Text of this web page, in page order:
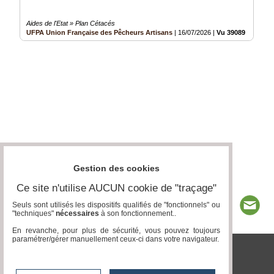
Aides de l'Etat » Plan Cétacés
UFPA Union Française des Pêcheurs Artisans
16/07/2026 Vu 39089 fois
tvlocale.fr
Gestion des cookies
Ce site n'utilise AUCUN cookie de "traçage"
Seuls sont utilisés les dispositifs qualifiés de "fonctionnels" ou
"techniques" nécessaires à son fonctionnement..
En revanche, pour plus de sécurité, vous pouvez toujours
paramétrer/gérer manuellement ceux-ci dans votre navigateur.